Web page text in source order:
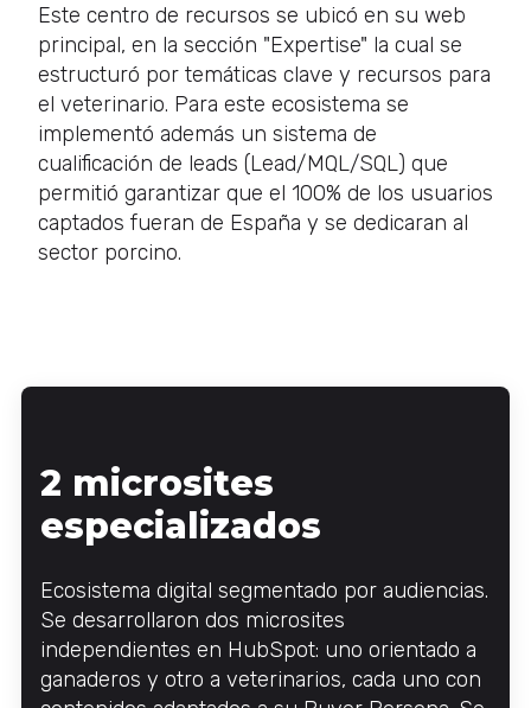
Este centro de recursos se ubicó en su web
principal, en la sección "Expertise" la cual se
estructuró por temáticas clave y recursos para
el veterinario. Para este ecosistema se
implementó además un sistema de
cualificación de leads (Lead/MQL/SQL) que
permitió garantizar que el 100% de los usuarios
captados fueran de España y se dedicaran al
sector porcino.
2 microsites
especializados
Ecosistema digital segmentado por audiencias.
Se desarrollaron dos microsites
independientes en HubSpot: uno orientado a
ganaderos y otro a veterinarios, cada uno con